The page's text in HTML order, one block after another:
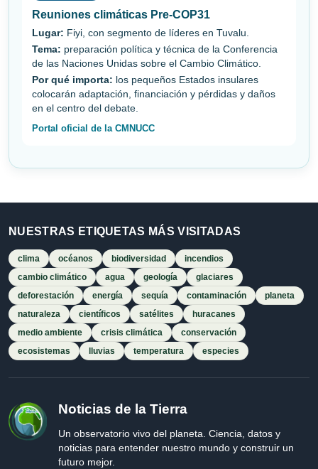
Reuniones climáticas Pre-COP31
Lugar: Fiyi, con segmento de líderes en Tuvalu.
Tema: preparación política y técnica de la Conferencia
de las Naciones Unidas sobre el Cambio Climático.
Por qué importa: los pequeños Estados insulares
colocarán adaptación, financiación y pérdidas y daños
en el centro del debate.
Portal oficial de la CMNUCC
NUESTRAS ETIQUETAS MÁS VISITADAS
clima océanos biodiversidad
incendios
cambio climático
agua geología
glaciares
deforestación
energía sequía contaminación
planeta
naturaleza
científicos satélites
huracanes
medio ambiente
crisis climática
conservación
ecosistemas
lluvias temperatura especies
Noticias de la Tierra
Un observatorio vivo del planeta. Ciencia, datos y
noticias para entender nuestro mundo y construir un
futuro mejor.